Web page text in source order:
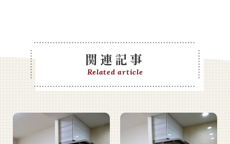
関連記事
Related article